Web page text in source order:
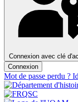
Connexion avec clé
Connexion
Mot de passe perdu ?